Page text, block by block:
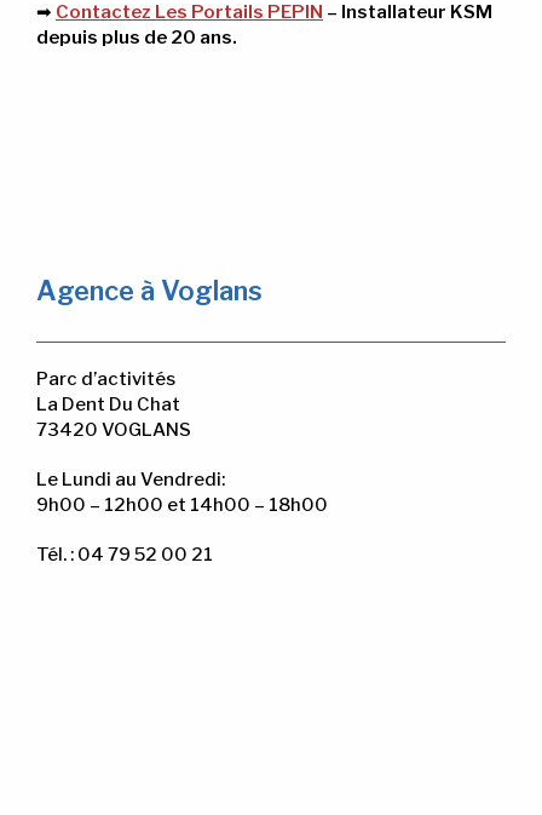
➡ Contactez Les Portails PEPIN – Installateur KSM
depuis plus de 20 ans.
Agence à Voglans
Parc d’activités
La Dent Du Chat
73420 VOGLANS
Le Lundi au Vendredi:
9h00 – 12h00 et 14h00 – 18h00
Tél. : 04 79 52 00 21